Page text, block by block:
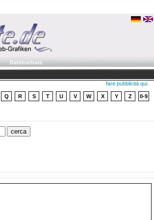
Datenschutz
fare pubblicità qui
Q R S T U V W X Y Z 0-9